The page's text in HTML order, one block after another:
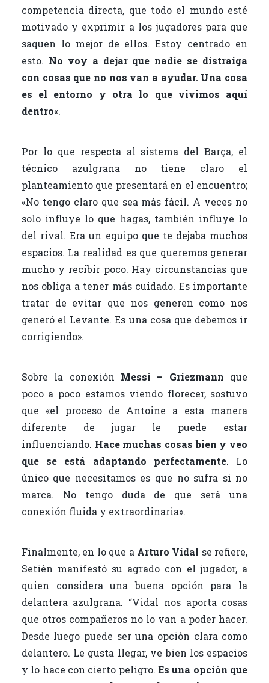
competencia directa, que todo el mundo esté
motivado y exprimir a los jugadores para que
saquen lo mejor de ellos. Estoy centrado en
esto. No voy a dejar que nadie se distraiga
con cosas que no nos van a ayudar. Una cosa
es el entorno y otra lo que vivimos aquí
dentro«.
Por lo que respecta al sistema del Barça, el
técnico azulgrana no tiene claro el
planteamiento que presentará en el encuentro;
«No tengo claro que sea más fácil. A veces no
solo influye lo que hagas, también influye lo
del rival. Era un equipo que te dejaba muchos
espacios. La realidad es que queremos generar
mucho y recibir poco. Hay circunstancias que
nos obliga a tener más cuidado. Es importante
tratar de evitar que nos generen como nos
generó el Levante. Es una cosa que debemos ir
corrigiendo».
Sobre la conexión Messi – Griezmann que
poco a poco estamos viendo florecer, sostuvo
que «el proceso de Antoine a esta manera
diferente de jugar le puede estar
influenciando. Hace muchas cosas bien y veo
que se está adaptando perfectamente. Lo
único que necesitamos es que no sufra si no
marca. No tengo duda de que será una
conexión fluida y extraordinaria».
Finalmente, en lo que a Arturo Vidal se refiere,
Setién manifestó su agrado con el jugador, a
quien considera una buena opción para la
delantera azulgrana. “Vidal nos aporta cosas
que otros compañeros no lo van a poder hacer.
Desde luego puede ser una opción clara como
delantero. Le gusta llegar, ve bien los espacios
y lo hace con cierto peligro.Es una opción que